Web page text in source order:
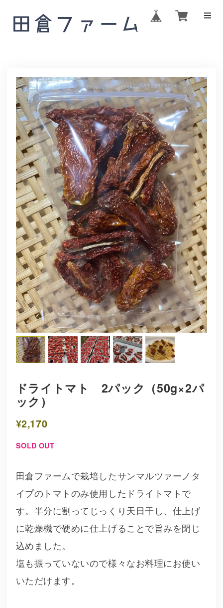
ドライトマト 2パック（50g×2パ
ック）
¥2,170
SOLD OUT
田倉ファームで栽培したサンマルツァーノタ
イプのトマトのみ使用したドライトマトで
す。半分に割ってじっくり天日干し、仕上げ
に乾燥機で硬めに仕上げることで旨みを閉じ
込めました。
塩も振っていないので様々なお料理にお使い
いただけます。